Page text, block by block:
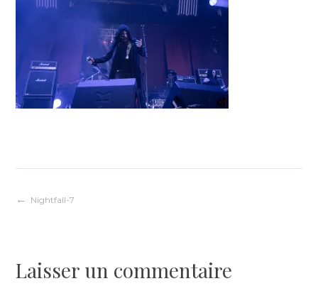
Navigation
l’article
Nightfall-7
Laisser un commentaire